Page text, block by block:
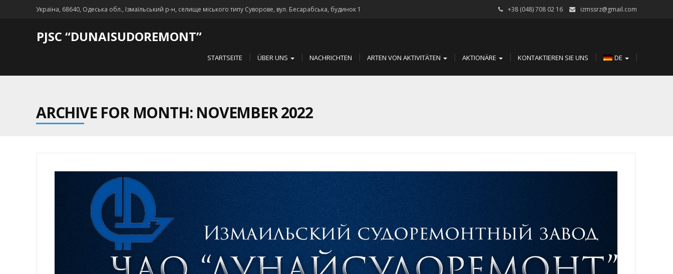
Україна, 68640, Одеська обл., Ізмаїльський р-н, селище міського типу Суворове, вул. Бесарабська, будинок 1 +38 (048) 708 02 16 izmssrz@gmail.com
PJSC “DUNAISUDOREMONT”
STARTSEITE ÜBER UNS NACHRICHTEN ARTEN VON AKTIVITÄTEN AKTIONÄRE KONTAKTIEREN SIE UNS DE
ARCHIVE FOR MONTH: NOVEMBER 2022